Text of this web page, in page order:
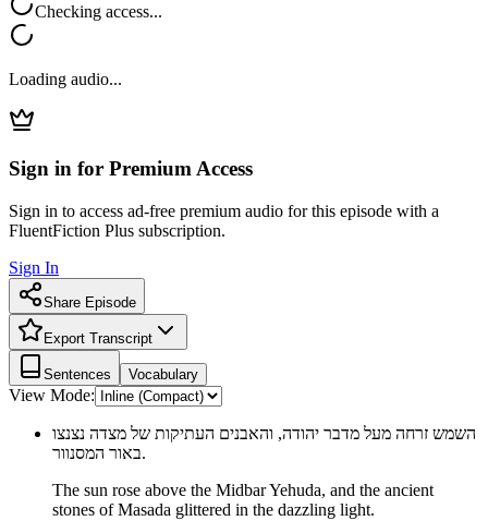
Checking access...
Loading audio...
Sign in for Premium Access
Sign in to access ad-free premium audio for this episode with a
FluentFiction Plus subscription.
Sign In
Share Episode
Export Transcript
Sentences Vocabulary
View Mode:
השמש זרחה מעל מדבר יהודה, והאבנים העתיקות של מצדה נצנצו
באור המסנוור.
The sun rose above the Midbar Yehuda, and the ancient
stones of Masada glittered in the dazzling light.